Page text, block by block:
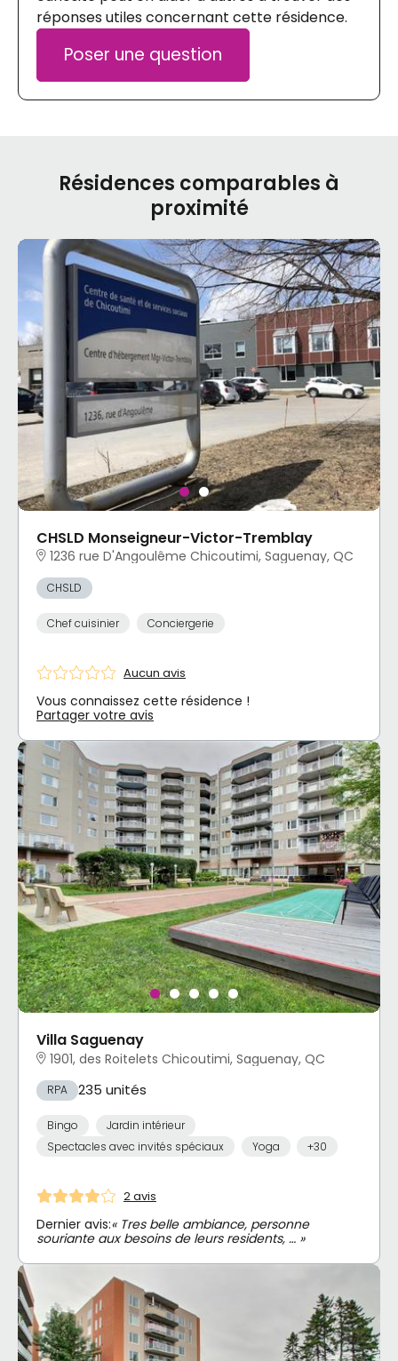
réponses utiles concernant cette résidence.
Poser une question
Résidences comparables à
proximité
CHSLD Monseigneur-Victor-Tremblay
1236 rue D'Angoulême Chicoutimi, Saguenay, QC
CHSLD
Chef cuisinier Conciergerie
Aucun avis
Vous connaissez cette résidence !
Partager votre avis
Villa Saguenay
1901, des Roitelets Chicoutimi, Saguenay, QC
RPA 235 unités
Bingo
Jardin intérieur
Spectacles avec invités spéciaux
Yoga +30
2 avis
Dernier avis:« Tres belle ambiance, personne
souriante aux besoins de leurs residents, … »